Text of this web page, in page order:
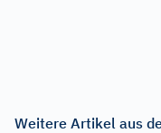
Weitere Artikel aus